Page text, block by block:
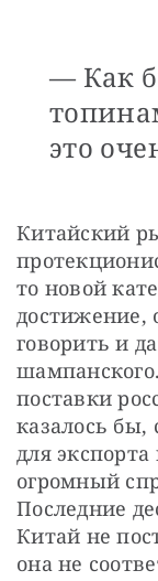
— Как
это
Китайский
то новой
достижение,
говорить и
поставки
казалось
для
огромный
Последние
Китай не
она не